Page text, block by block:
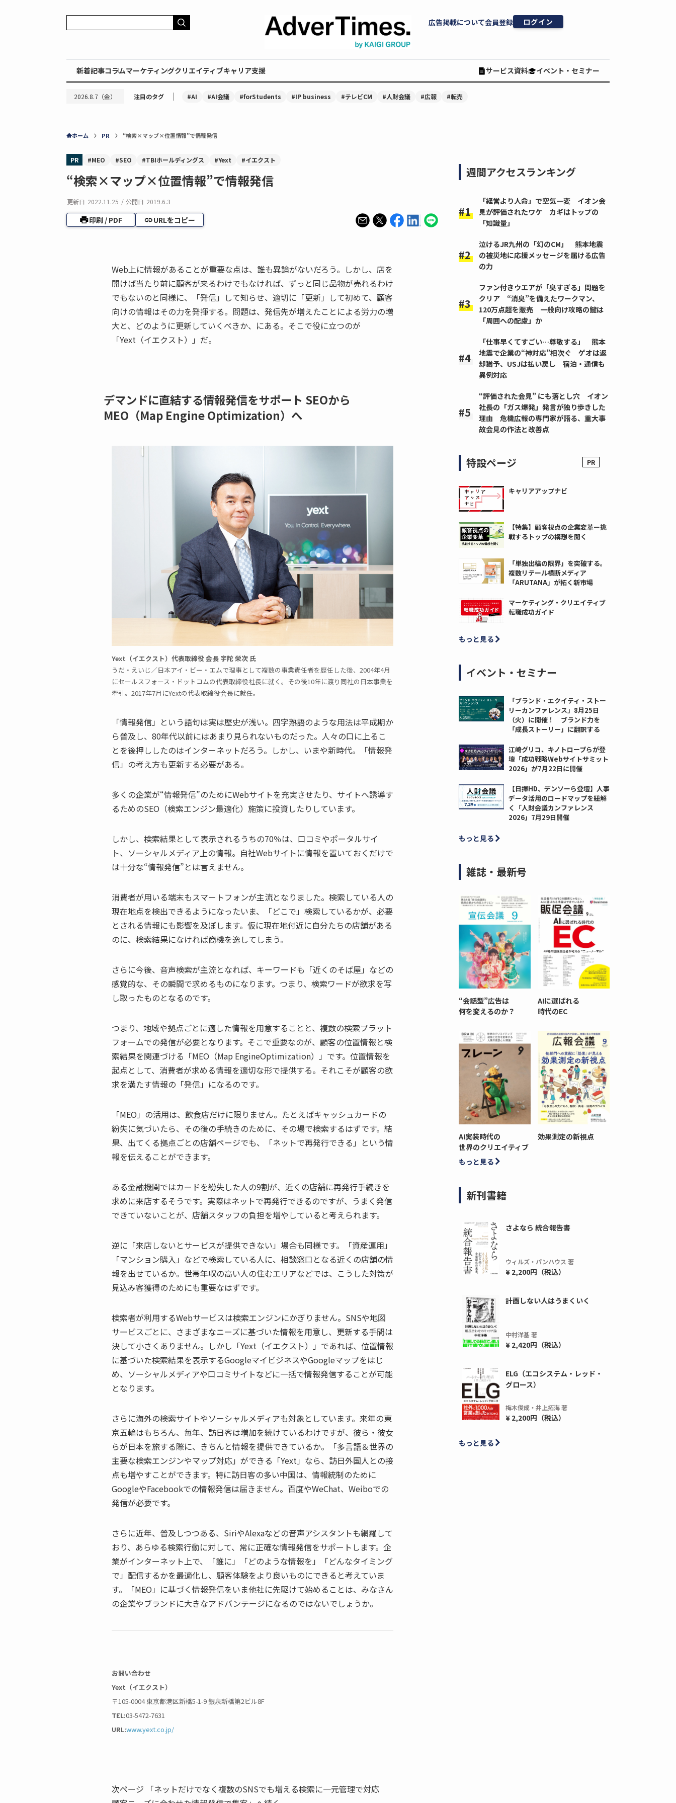
広告掲載について会員登録 ログイン
新着記事コラムマーケティングクリエイティブキャリア支援 サービス資料 イベント・セミナー
2026.8.7（金） 注目のタグ ｜ #AI #AI会議 #forStudents #IP business #テレビCM #人財会議 #広報 #転売
ホーム PR “検索×マップ×位置情報”で情報発信
PR #MEO #SEO #TBIホールディングス #Yext #イエクスト
“検索×マップ×位置情報”で情報発信
更新日 2022.11.25 / 公開日 2019.6.3
印刷 / PDF URLをコピー
Web上に情報があることが重要な点は、誰も異論がないだろう。しかし、店を
開けば当たり前に顧客が来るわけでもなければ、ずっと同じ品物が売れるわけ
でもないのと同様に、「発信」して知らせ、適切に「更新」して初めて、顧客
向けの情報はその力を発揮する。問題は、発信先が増えたことによる労力の増
大と、どのように更新していくべきか、にある。そこで役に立つのが
「Yext（イエクスト）」だ。
デマンドに直結する情報発信をサポート SEOから
MEO（Map Engine Optimization）へ
Yext（イエクスト）代表取締役 会長 宇陀 栄次 氏
うだ・えいじ／日本アイ・ビー・エムで理事として複数の事業責任者を歴任した後、2004年4月
にセールスフォース・ドットコムの代表取締役社長に就く。その後10年に渡り同社の日本事業を
牽引。2017年7月にYextの代表取締役会長に就任。
「情報発信」という語句は実は歴史が浅い。四字熟語のような用法は平成期か
ら普及し、80年代以前にはあまり見られないものだった。人々の口に上るこ
とを後押ししたのはインターネットだろう。しかし、いまや新時代。「情報発
信」の考え方も更新する必要がある。
多くの企業が“情報発信”のためにWebサイトを充実させたり、サイトへ誘導す
るためのSEO（検索エンジン最適化）施策に投資したりしています。
しかし、検索結果として表示されるうちの70％は、口コミやポータルサイ
ト、ソーシャルメディア上の情報。自社Webサイトに情報を置いておくだけで
は十分な“情報発信”とは言えません。
消費者が用いる端末もスマートフォンが主流となりました。検索している人の
現在地点を検出できるようになったいま、「どこで」検索しているかが、必要
とされる情報にも影響を及ぼします。仮に現在地付近に自分たちの店舗がある
のに、検索結果になければ商機を逸してしまう。
さらに今後、音声検索が主流となれば、キーワードも「近くのそば屋」などの
感覚的な、その瞬間で求めるものになります。つまり、検索ワードが欲求を写
し取ったものとなるのです。
つまり、地域や拠点ごとに適した情報を用意することと、複数の検索プラット
フォームでの発信が必要となります。そこで重要なのが、顧客の位置情報と検
索結果を関連づける「MEO（Map EngineOptimization）」です。位置情報を
起点として、消費者が求める情報を適切な形で提供する。それこそが顧客の欲
求を満たす情報の「発信」になるのです。
「MEO」の活用は、飲食店だけに限りません。たとえばキャッシュカードの
紛失に気づいたら、その後の手続きのために、その場で検索するはずです。結
果、出てくる拠点ごとの店舗ページでも、「ネットで再発行できる」という情
報を伝えることができます。
ある金融機関ではカードを紛失した人の9割が、近くの店舗に再発行手続きを
求めに来店するそうです。実際はネットで再発行できるのですが、うまく発信
できていないことが、店舗スタッフの負担を増やしていると考えられます。
逆に「来店しないとサービスが提供できない」場合も同様です。「資産運用」
「マンション購入」などで検索している人に、相談窓口となる近くの店舗の情
報を出せているか。世帯年収の高い人の住むエリアなどでは、こうした対策が
見込み客獲得のためにも重要なはずです。
検索者が利用するWebサービスは検索エンジンにかぎりません。SNSや地図
サービスごとに、さまざまなニーズに基づいた情報を用意し、更新する手間は
決して小さくありません。しかし「Yext（イエクスト）」であれば、位置情報
に基づいた検索結果を表示するGoogleマイビジネスやGoogleマップをはじ
め、ソーシャルメディアや口コミサイトなどに一括で情報発信することが可能
となります。
さらに海外の検索サイトやソーシャルメディアも対象としています。来年の東
京五輪はもちろん、毎年、訪日客は増加を続けているわけですが、彼ら・彼女
らが日本を旅する際に、きちんと情報を提供できているか。「多言語＆世界の
主要な検索エンジンやマップ対応」ができる「Yext」なら、訪日外国人との接
点も増やすことができます。特に訪日客の多い中国は、情報統制のために
GoogleやFacebookでの情報発信は届きません。百度やWeChat、Weiboでの
発信が必要です。
さらに近年、普及しつつある、SiriやAlexaなどの音声アシスタントも網羅して
おり、あらゆる検索行動に対して、常に正確な情報発信をサポートします。企
業がインターネット上で、「誰に」「どのような情報を」「どんなタイミング
で」配信するかを最適化し、顧客体験をより良いものにできると考えていま
す。「MEO」に基づく情報発信をいま他社に先駆けて始めることは、みなさん
の企業やブランドに大きなアドバンテージになるのではないでしょうか。
お問い合わせ
Yext（イエクスト）
〒105-0004 東京都港区新橋5-1-9 銀泉新橋第2ビル8F
TEL:03-5472-7631
URL:www.yext.co.jp/
次ページ 「ネットだけでなく複数のSNSでも増える検索に一元管理で対応
週間アクセスランキング
「経営より人命」で空気一変 イオン会
見が評価されたワケ カギはトップの
「知識量」
泣けるJR九州の「幻のCM」 熊本地震
の被災地に応援メッセージを届ける広告
の力
ファン付きウエアが「臭すぎる」問題を
クリア “消臭”を備えたワークマン、
120万点超を販売 一般向け攻略の鍵は
「周囲への配慮」か
「仕事早くてすごい…尊敬する」 熊本
地震で企業の“神対応”相次ぐ ゲオは返
却猶予、USJは払い戻し 宿泊・通信も
異例対応
“評価された会見” にも落とし穴 イオン
社長の「ガス爆発」発言が独り歩きした
理由 危機広報の専門家が語る、重大事
故会見の作法と改善点
特設ページ
キャリアアップナビ
【特集】顧客視点の企業変革ー挑
戦するトップの構想を聞く
「単独出稿の限界」を突破する。
複数リテール横断メディア
「ARUTANA」が拓く新市場
マーケティング・クリエイティブ
転職成功ガイド
もっと見る
イベント・セミナー
「ブランド・エクイティ・ストー
リーカンファレンス」8月25日
（火）に開催！ ブランド力を
「成長ストーリー」に翻訳する
江崎グリコ、キノトロープらが登
壇「成功戦略Webサイトサミット
2026」が7月22日に開催
【日揮HD、デンソーら登壇】人事
データ活用のロードマップを紐解
く「人財会議カンファレンス
2026」7月29日開催
もっと見る
雑誌・最新号
“会話型”広告は
何を変えるのか？
AIに選ばれる
時代のEC
AI実装時代の
世界のクリエイティブ
効果測定の新視点
もっと見る
新刊書籍
さよなら 統合報告書
ウィルズ・パンハウス 著
¥ 2,200円（税込）
計画しない人はうまくいく
中村洋基 著
¥ 2,420円（税込）
ELG（エコシステム・レッド・
グロース）
梅木俊成・井上拓海 著
¥ 2,200円（税込）
もっと見る